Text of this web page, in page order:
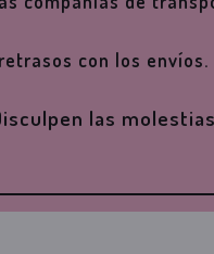
retrasos con los envíos.
las molestias